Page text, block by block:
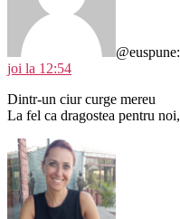
@euspune:
joi la 12:54
Dintr-un ciur curge mereu
La fel ca dragostea pentru